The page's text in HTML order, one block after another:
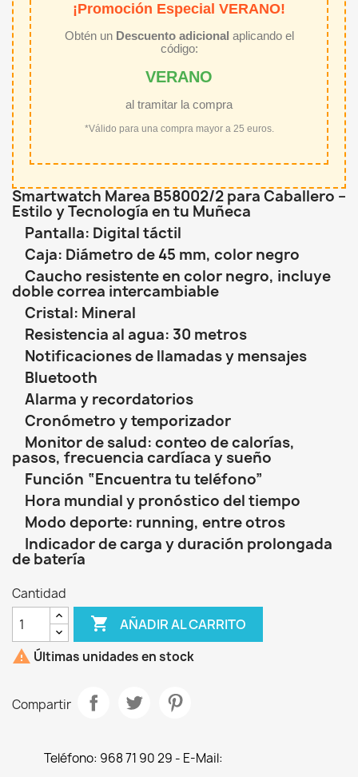
¡Promoción Especial VERANO!
Obtén un Descuento adicional aplicando el
código:
VERANO
al tramitar la compra
*Válido para una compra mayor a 25 euros.
Smartwatch Marea B58002/2 para Caballero –
Estilo y Tecnología en tu Muñeca
Pantalla: Digital táctil
Caja: Diámetro de 45 mm, color negro
Caucho resistente en color negro, incluye
doble correa intercambiable
Cristal: Mineral
Resistencia al agua: 30 metros
Notificaciones de llamadas y mensajes
Bluetooth
Alarma y recordatorios
Cronómetro y temporizador
Monitor de salud: conteo de calorías,
pasos, frecuencia cardíaca y sueño
Función “Encuentra tu teléfono”
Hora mundial y pronóstico del tiempo
Modo deporte: running, entre otros
Indicador de carga y duración prolongada
de batería
Cantidad
 AÑADIR AL CARRITO
 Últimas unidades en stock
Compartir
Teléfono: 968 71 90 29 - E-Mail: